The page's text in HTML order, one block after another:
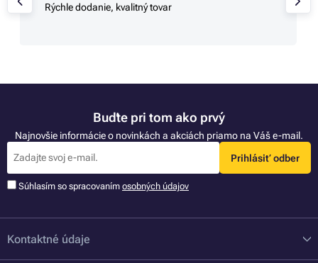
Rýchle dodanie, kvalitný tovar
Buďte pri tom ako prvý
Najnovšie informácie o novinkách a akciách priamo na Váš e-mail.
Prihlásiť odber
Súhlasím so spracovaním osobných údajov
Kontaktné údaje